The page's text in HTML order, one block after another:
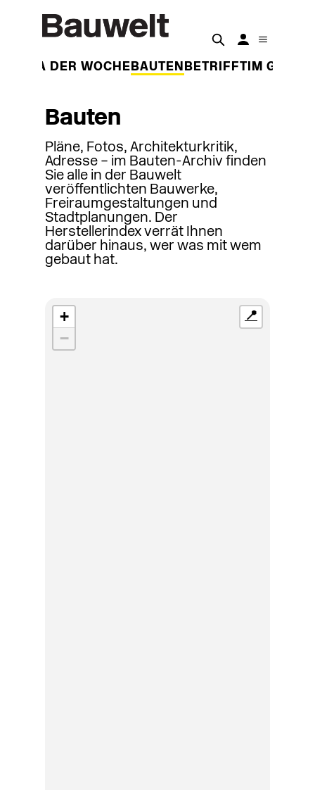
THEMA DER WOCHE BAUTEN BETRIFFT IM
Bauten
Pläne, Fotos, Architekturkritik,
Adresse – im Bauten-Archiv finden
Sie alle in der Bauwelt
veröffentlichten Bauwerke,
Freiraumgestaltungen und
Stadtplanungen. Der
Herstellerindex verrät Ihnen
darüber hinaus, wer was mit wem
gebaut hat.
+
−
📍